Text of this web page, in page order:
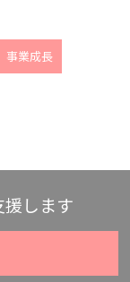
事業成長
します